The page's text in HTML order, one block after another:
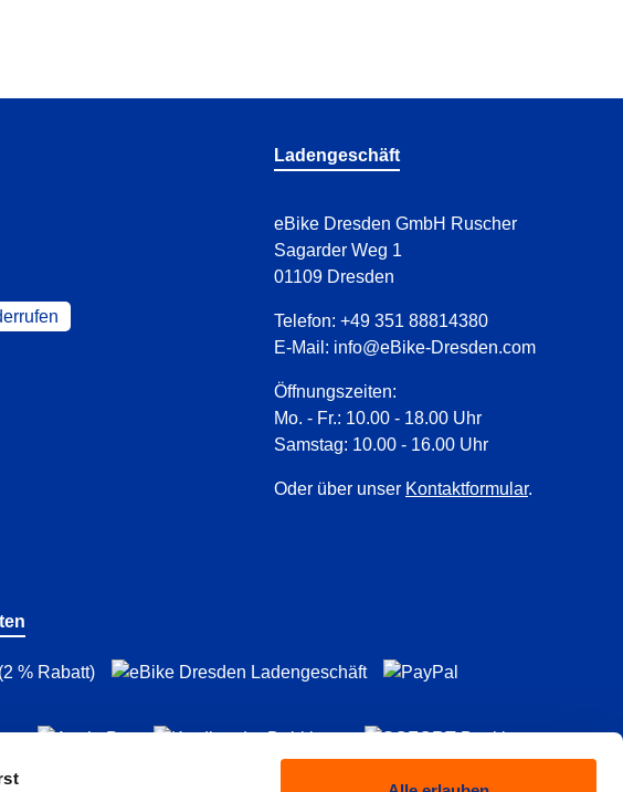
Ladengeschäft
eBike Dresden GmbH Ruscher
Sagarder Weg 1
01109 Dresden
Telefon: +49 351 88814380
E-Mail: info@eBike-Dresden.com
Öffnungszeiten:
Mo. - Fr.: 10.00 - 18.00 Uhr
Samstag: 10.00 - 16.00 Uhr
Oder über unser Kontaktformular.